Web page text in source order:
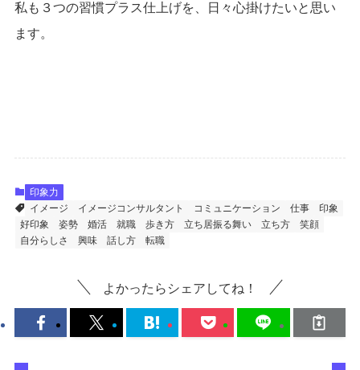
私も３つの習慣プラス仕上げを、日々心掛けたいと思い
ます。
印象力
イメージ
イメージコンサルタント コミュニケーション 仕事
印象
好印象
姿勢 婚活 就職 歩き方 立ち居振る舞い 立ち方
笑顔
自分らしさ
興味 話し方 転職
よかったらシェアしてね！